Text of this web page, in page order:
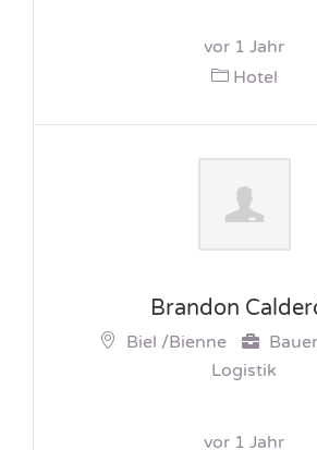
vor 1 Jahr
Hotel
Brandon
Biel /Bienne
Logistik
vor 1 Jahr